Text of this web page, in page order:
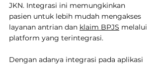
JKN. Integrasi ini memungkinkan
pasien untuk lebih mudah mengakses
layanan antrian dan klaim BPJS melalui
platform yang terintegrasi.
Dengan adanya integrasi pada aplikasi